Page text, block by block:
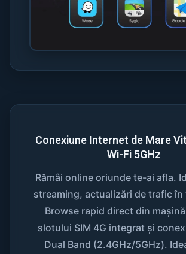
Conexiune Internet de Mare
Wi-Fi 5GHz
Rămâi online oriunde te-ai afla.
streaming, actualizări de trafic în
Browse rapid direct din
slotului SIM 4G integrat și
Dual Band (2.4GHz/5GHz).